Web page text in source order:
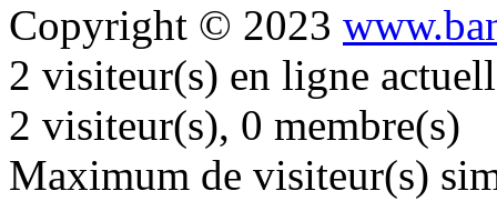
Copyright © 2023
2 visiteur(s) en ligne
2 visiteur(s), 0 membre(s)
Maximum de visiteur(s)